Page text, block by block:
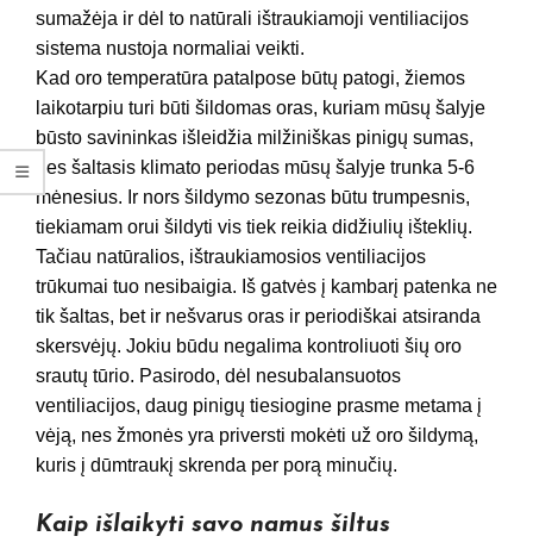
sumažėja ir dėl to natūrali ištraukiamoji ventiliacijos
sistema nustoja normaliai veikti.
Kad oro temperatūra patalpose būtų patogi, žiemos
laikotarpiu turi būti šildomas oras, kuriam mūsų šalyje
būsto savininkas išleidžia milžiniškas pinigų sumas,
nes šaltasis klimato periodas mūsų šalyje trunka 5-6
mėnesius. Ir nors šildymo sezonas būtu trumpesnis,
tiekiamam orui šildyti vis tiek reikia didžiulių išteklių.
Tačiau natūralios, ištraukiamosios ventiliacijos
trūkumai tuo nesibaigia. Iš gatvės į kambarį patenka ne
tik šaltas, bet ir nešvarus oras ir periodiškai atsiranda
skersvėjų. Jokiu būdu negalima kontroliuoti šių oro
srautų tūrio. Pasirodo, dėl nesubalansuotos
ventiliacijos, daug pinigų tiesiogine prasme metama į
vėją, nes žmonės yra priversti mokėti už oro šildymą,
kuris į dūmtraukį skrenda per porą minučių.
Kaip išlaikyti savo namus šiltus